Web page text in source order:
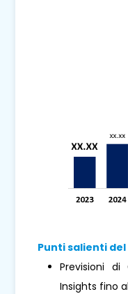
Punti salienti
Previsioni di
Insights fino